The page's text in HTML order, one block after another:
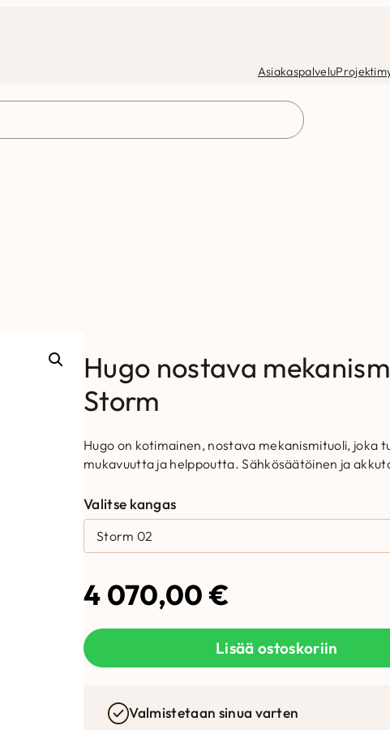
Asiakaspalvelu
Hugo nostava
Storm
Hugo on kotimainen, nostava mekanismituoli, joka
mukavuutta ja helppoutta. Sähkösäätöinen ja
Valitse kangas
4 070,00€
Lisää ostoskoriin
Valmistetaan sinua varten